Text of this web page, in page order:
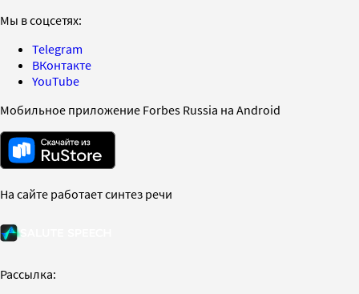
Мы в соцсетях:
Telegram
ВКонтакте
YouTube
Мобильное приложение Forbes Russia на Android
На сайте работает синтез речи
Рассылка: